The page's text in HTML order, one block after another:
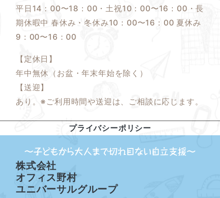
平日14：00〜18：00・土祝10：00〜16：00・長
期休暇中 春休み・冬休み10：00〜16：00 夏休み
9：00〜16：00
【定休日】
年中無休（お盆・年末年始を除く）
【送迎】
あり。※ご利用時間や送迎は、ご相談に応じます。
プライバシーポリシー
株式会社
オフィス野村
ユニバーサルグループ